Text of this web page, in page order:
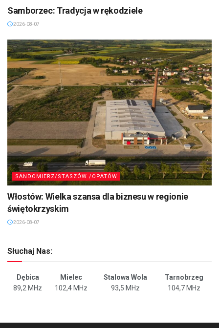
Samborzec: Tradycja w rękodziele
2026-08-07
SANDOMIERZ/STASZÓW /OPATÓW
Włostów: Wielka szansa dla biznesu w regionie
świętokrzyskim
2026-08-07
Słuchaj Nas:
Dębica Mielec Stalowa Wola
Tarnobrzeg
89,2 MHz
102,4 MHz 93,5 MHz 104,7 MHz